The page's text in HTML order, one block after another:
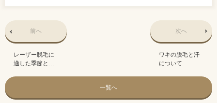
前へ
レーザー脱毛に
適した季節と脱
次へ
ワキの脱毛と汗
について
一覧へ